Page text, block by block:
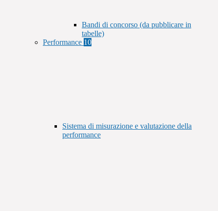
Bandi di concorso (da pubblicare in
tabelle)
Performance 10
Sistema di misurazione e valutazione della
performance